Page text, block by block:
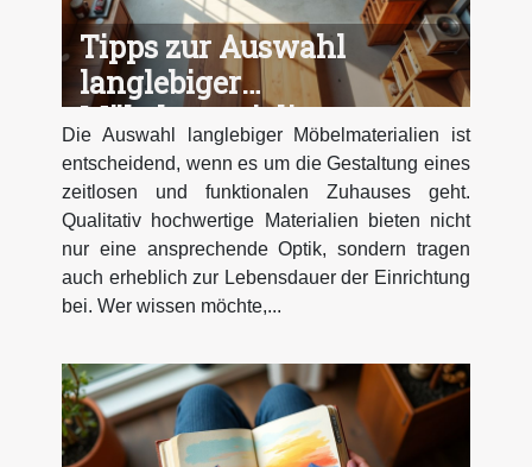
Tipps zur Auswahl
langlebiger
Möbelmaterialien
Die Auswahl langlebiger Möbelmaterialien ist
entscheidend, wenn es um die Gestaltung eines
zeitlosen und funktionalen Zuhauses geht.
Qualitativ hochwertige Materialien bieten nicht
nur eine ansprechende Optik, sondern tragen
auch erheblich zur Lebensdauer der Einrichtung
bei. Wer wissen möchte,...